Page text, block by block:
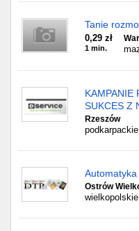
Tanie
0,29 zł
1 min.
KAMPANIE
SUKCES Z
Rzeszów
podkarpackie
Automatyka
Ostrów
wielkopolskie